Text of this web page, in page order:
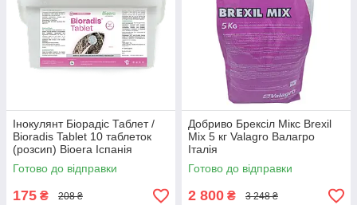
Інокулянт Біорадіс Таблет /
Bioradis Tablet 10 таблеток
(розсип) Bioera Іспанія
Готово до відправки
175 ₴ 208 ₴
Добриво Брексіл Мікс Brexil
Mix 5 кг Valagro Валагро
Італія
Готово до відправки
2 800 ₴ 3 248 ₴